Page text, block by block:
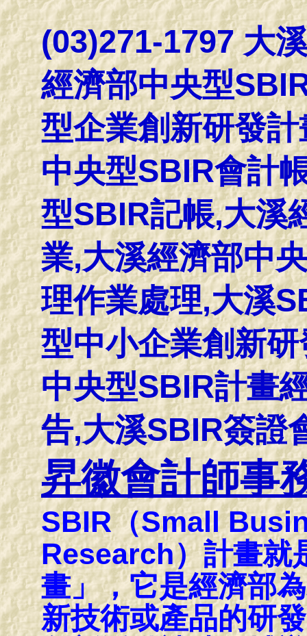
(03)271-1797 大
經濟部中央型
型企業創新研發
中央型SBIR會計
型SBIR記帳,大溪
業,大溪經濟部中
理作業處理,大溪
型中小企業創新
中央型SBIR計畫
告,大溪SBIR簽證
昇徽會計師事
SBIR（Small
Research）計畫就
畫」，它是經濟部
新技術或產品的研